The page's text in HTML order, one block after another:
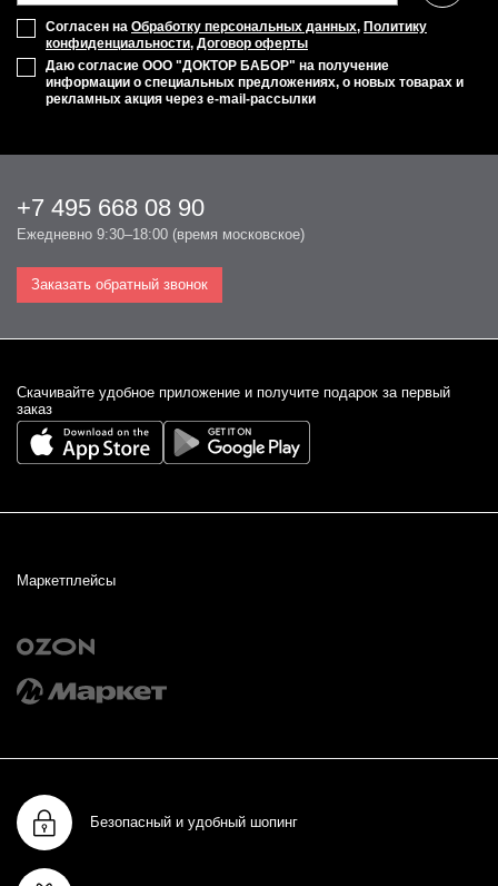
Согласен на Обработку персональных данных, Политику
конфиденциальности, Договор оферты
Даю согласие ООО "ДОКТОР БАБОР" на получение
информации о специальных предложениях, о новых товарах и
рекламных акция через e-mail-рассылки
+7 495 668 08 90
Ежедневно 9:30–18:00 (время московское)
Заказать обратный звонок
Cкачивайте удобное приложение и получите подарок за первый
заказ
Маркетплейсы
Безопасный и удобный шопинг